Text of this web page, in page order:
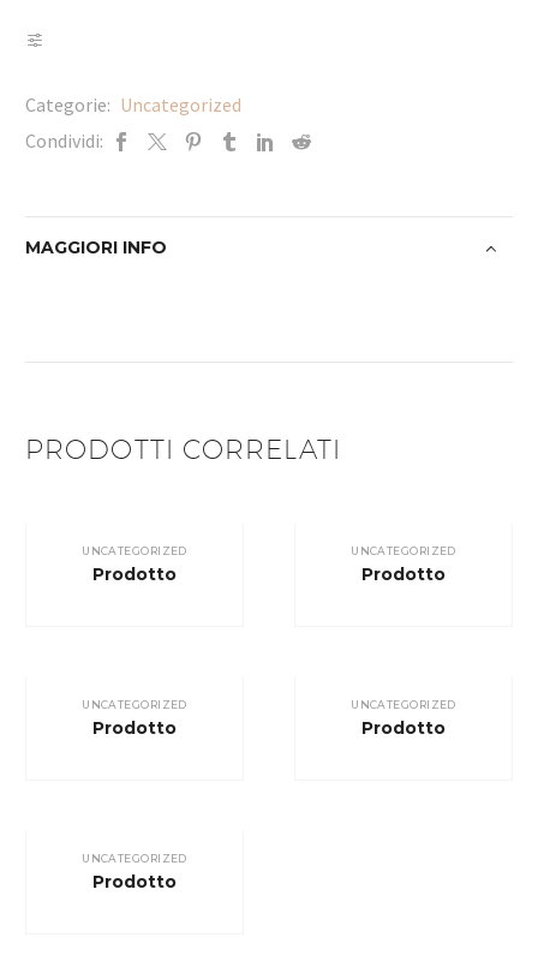
Categorie: Uncategorized
Condividi:
MAGGIORI INFO
PRODOTTI CORRELATI
UNCATEGORIZED
Prodotto
UNCATEGORIZED
Prodotto
UNCATEGORIZED
Prodotto
UNCATEGORIZED
Prodotto
UNCATEGORIZED
Prodotto